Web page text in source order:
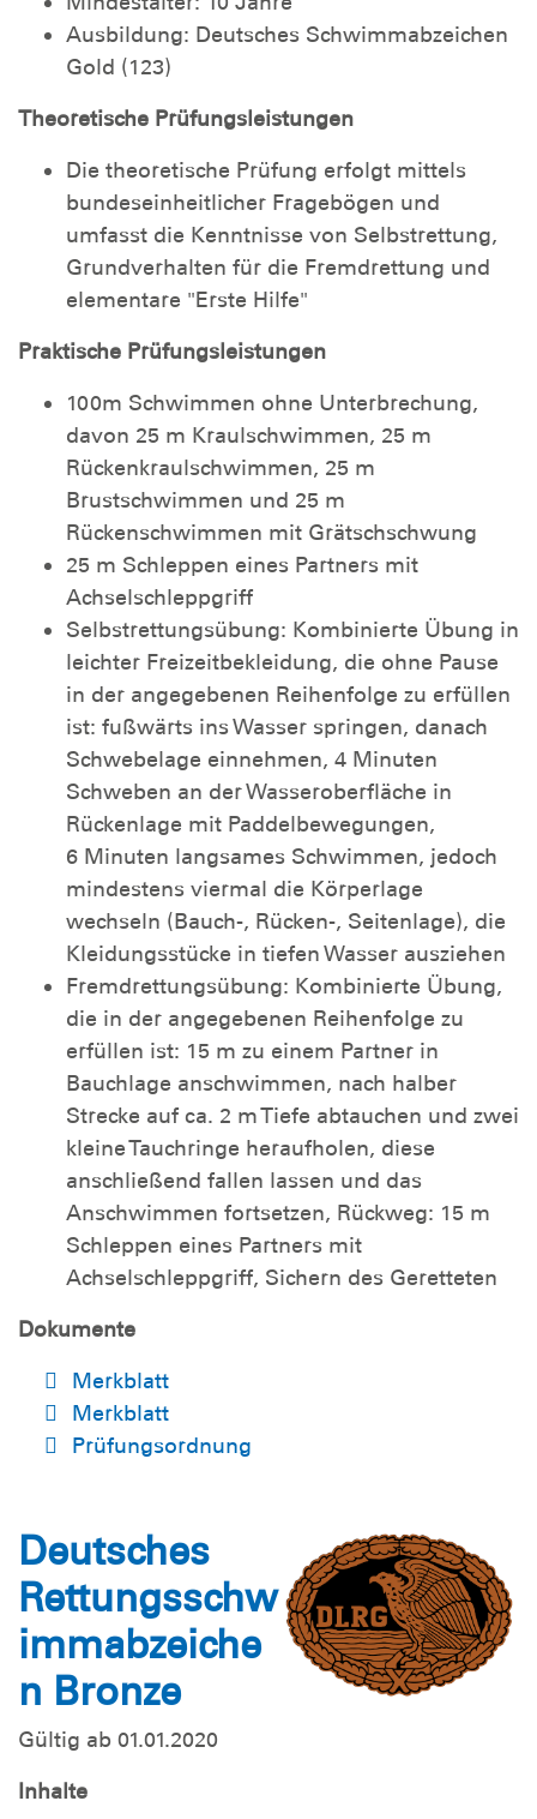
Ausbildung: Deutsches Schwimmabzeichen
Gold (123)
Theoretische Prüfungsleistungen
Die theoretische Prüfung erfolgt mittels
bundeseinheitlicher Fragebögen und
umfasst die Kenntnisse von Selbstrettung,
Grundverhalten für die Fremdrettung und
elementare "Erste Hilfe"
Praktische Prüfungsleistungen
100m Schwimmen ohne Unterbrechung,
davon 25 m Kraulschwimmen, 25 m
Rückenkraulschwimmen, 25 m
Brustschwimmen und 25 m
Rückenschwimmen mit Grätschschwung
25 m Schleppen eines Partners mit
Achselschleppgriff
Selbstrettungsübung: Kombinierte Übung in
leichter Freizeitbekleidung, die ohne Pause
in der angegebenen Reihenfolge zu erfüllen
ist: fußwärts ins Wasser springen, danach
Schwebelage einnehmen, 4 Minuten
Schweben an der Wasseroberfläche in
Rückenlage mit Paddelbewegungen,
6 Minuten langsames Schwimmen, jedoch
mindestens viermal die Körperlage
wechseln (Bauch-, Rücken-, Seitenlage), die
Kleidungsstücke in tiefen Wasser ausziehen
Fremdrettungsübung: Kombinierte Übung,
die in der angegebenen Reihenfolge zu
erfüllen ist: 15 m zu einem Partner in
Bauchlage anschwimmen, nach halber
Strecke auf ca. 2 m Tiefe abtauchen und zwei
kleine Tauchringe heraufholen, diese
anschließend fallen lassen und das
Anschwimmen fortsetzen, Rückweg: 15 m
Schleppen eines Partners mit
Achselschleppgriff, Sichern des Geretteten
Dokumente
Merkblatt
Merkblatt
Prüfungsordnung
Deutsches
Rettungsschw
immabzeiche
n Bronze
Gültig ab 01.01.2020
Inhalte